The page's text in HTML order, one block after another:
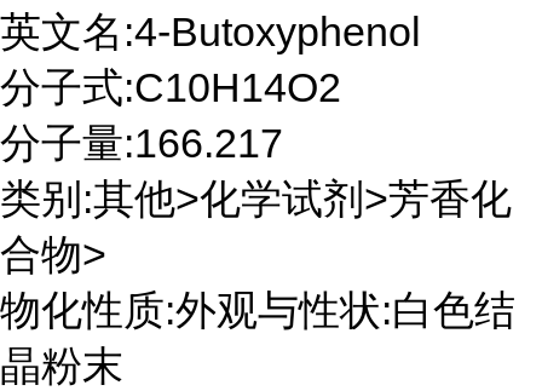
英文名:4-Butoxyphenol
分子式:C10H14O2
分子量:166.217
类别:其他>化学试剂>芳香化
合物>
物化性质:外观与性状:白色结
晶粉末